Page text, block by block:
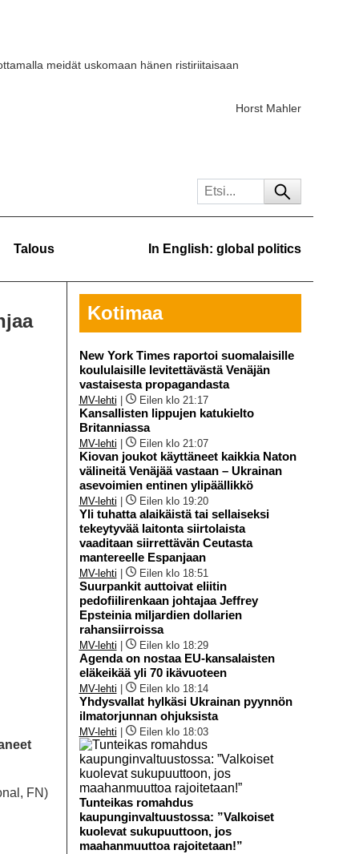
meidät uskomaan hänen ristiriitaisaan
Horst Mahler
Talous In English: global politics
FN)
Kotimaa
New York Times raportoi suomalaisille
koululaisille levitettävästä Venäjän
vastaisesta propagandasta
MV-lehti Eilen klo 21:17
Kansallisten lippujen katukielto
Britanniassa
MV-lehti Eilen klo 21:07
Kiovan joukot käyttäneet kaikkia Naton
välineitä Venäjää vastaan – Ukrainan
asevoimien entinen ylipäällikkö
MV-lehti Eilen klo 19:20
Yli tuhatta alaikäistä tai sellaiseksi
tekeytyvää laitonta siirtolaista
vaaditaan siirrettävän Ceutasta
mantereelle Espanjaan
MV-lehti Eilen klo 18:51
Suurpankit auttoivat eliitin
pedofiilirenkaan johtajaa Jeffrey
Epsteinia miljardien dollarien
rahansiirroissa
MV-lehti Eilen klo 18:29
Agenda on nostaa EU-kansalaisten
eläkeikää yli 70 ikävuoteen
MV-lehti Eilen klo 18:14
Yhdysvallat hylkäsi Ukrainan pyynnön
ilmatorjunnan ohjuksista
MV-lehti Eilen klo 18:03
Tunteikas romahdus
kaupunginvaltuustossa: ”Valkoiset
kuolevat sukupuuttoon, jos
maahanmuuttoa rajoitetaan!”